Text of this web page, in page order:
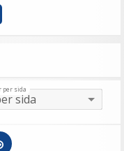
över sitt uttryck.
per sida